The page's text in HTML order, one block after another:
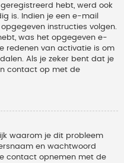
hebt, werd ook
is. Indien je een e-mail
instructies volgen.
was het opgegeven e-
redenen van activatie is om
Als je zeker bent dat je
contact op met de
waarom je dit probleem
en wachtwoord
contact opnemen met de